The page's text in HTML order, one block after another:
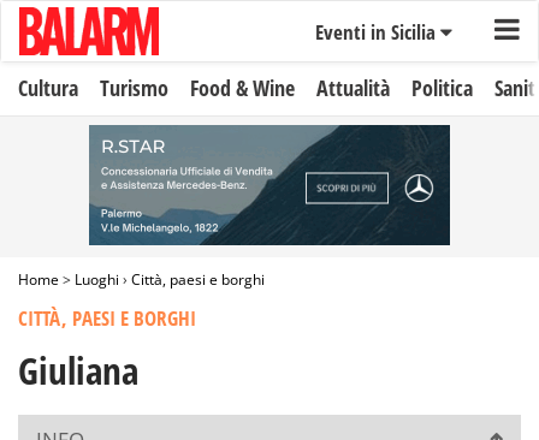
Eventi in Sicilia
Cultura Turismo Food & Wine Attualità Politica
Home> Luoghi › Città, paesi e borghi
CITTÀ, PAESI E BORGHI
Giuliana